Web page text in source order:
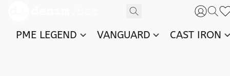
PME LEGEND VANGUARD CAST IRON